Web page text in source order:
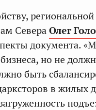
региональной
СевераОлег
документа.
но не
быть
в жилых